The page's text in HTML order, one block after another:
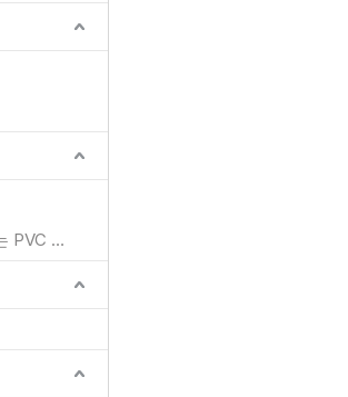
주문을 받아서 만들어지는 PVC 색깔